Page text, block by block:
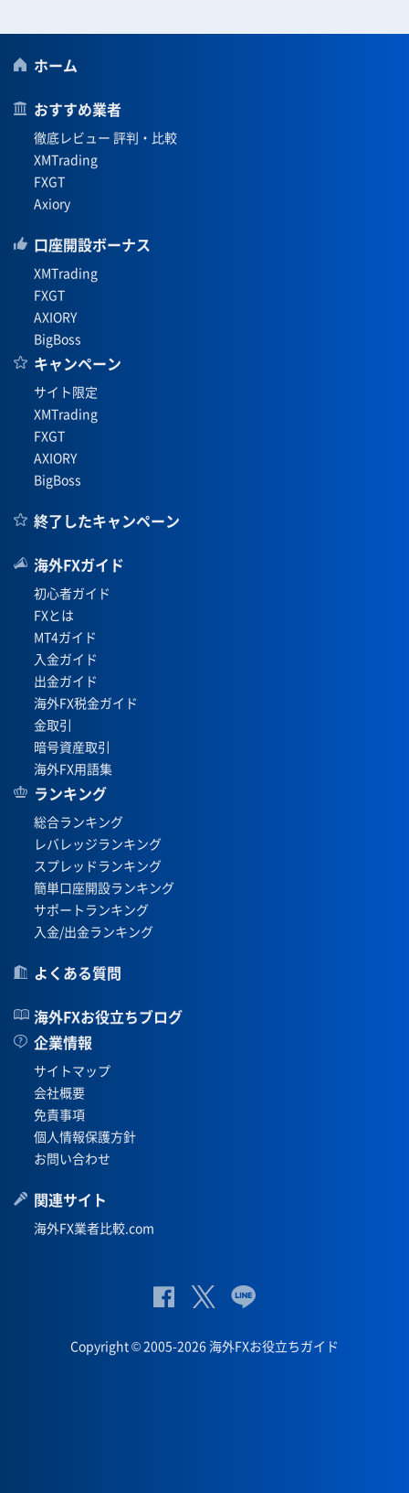
ホーム
おすすめ業者
徹底レビュー 評判・比較
XMTrading
FXGT
Axiory
口座開設ボーナス
XMTrading
FXGT
AXIORY
BigBoss
キャンペーン
サイト限定
XMTrading
FXGT
AXIORY
BigBoss
終了したキャンペーン
海外FXガイド
初心者ガイド
FXとは
MT4ガイド
入金ガイド
出金ガイド
海外FX税金ガイド
金取引
暗号資産取引
海外FX用語集
ランキング
総合ランキング
レバレッジランキング
スプレッドランキング
簡単口座開設ランキング
サポートランキング
入金/出金ランキング
よくある質問
海外FXお役立ちブログ
企業情報
サイトマップ
会社概要
免責事項
個人情報保護方針
お問い合わせ
関連サイト
海外FX業者比較.com
式
Twit
ter
式
Copyright © 2005-2026 海外FXお役立ちガイド